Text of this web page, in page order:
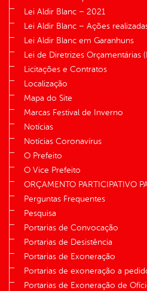
Lei Aldir Blanc – 2021
Lei Aldir Blanc – Ações
Lei Aldir Blanc em Garanhuns
Lei de Diretrizes Orçamentárias
Licitações e Contratos
Localização
Mapa do Site
Marcas Festival de Inverno
Notícias
Notícias Coronavírus
O Prefeito
O Vice Prefeito
ORÇAMENTO PARTICIPATIVO
Perguntas Frequentes
Pesquisa
Portarias de Convocação
Portarias de Desistência
Portarias de Exoneração
Portarias de exoneração a
Portarias de Exoneração de